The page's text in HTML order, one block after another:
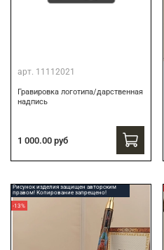
арт. 11112021
Гравировка логотипа/дарственная
надпись
1 000.00 руб
Рисунок изделия защищен авторским
правом! Копирование запрещено!
-13%